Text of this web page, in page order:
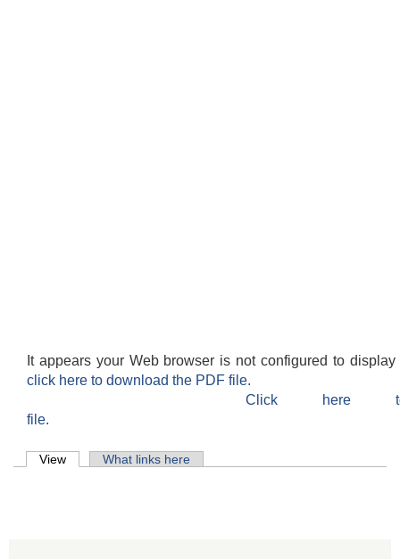
It appears your Web browser is not configured to
click here to download the PDF file.
Click here
file.
Primary tabs
View (active tab)What links here